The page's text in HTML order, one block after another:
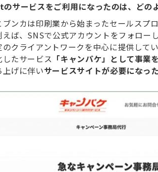
サービスをご利用になったのは、どの
ブンカは印刷業から始まったセールスプ
えば、SNSで公式アカウントをフォロ
クライアントワークを中心に提供して
したサービス 「キャンパケ」として事業
げに伴いサービスサイトが必要になった